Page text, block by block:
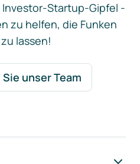
Startup-Gipfel -
zu helfen, die Funken
lassen!
unser Team